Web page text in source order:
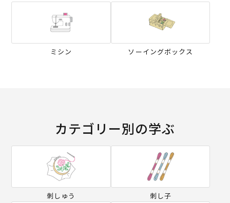
ミシン ソーイングボックス
カテゴリー別の学ぶ
刺しゅう 刺し子